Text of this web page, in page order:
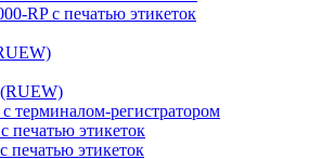
RP с печатью этикеток
терминалом-регистратором
печатью этикеток
печатью этикеток